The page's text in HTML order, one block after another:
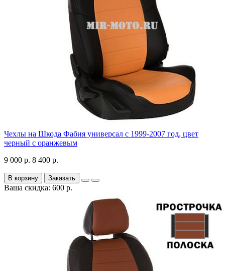
Чехлы на Шкода Фабия универсал с 1999-2007 год, цвет
черный с оранжевым
9 000 р. 8 400 р.
В корзину Заказать
Ваша скидка: 600 р.